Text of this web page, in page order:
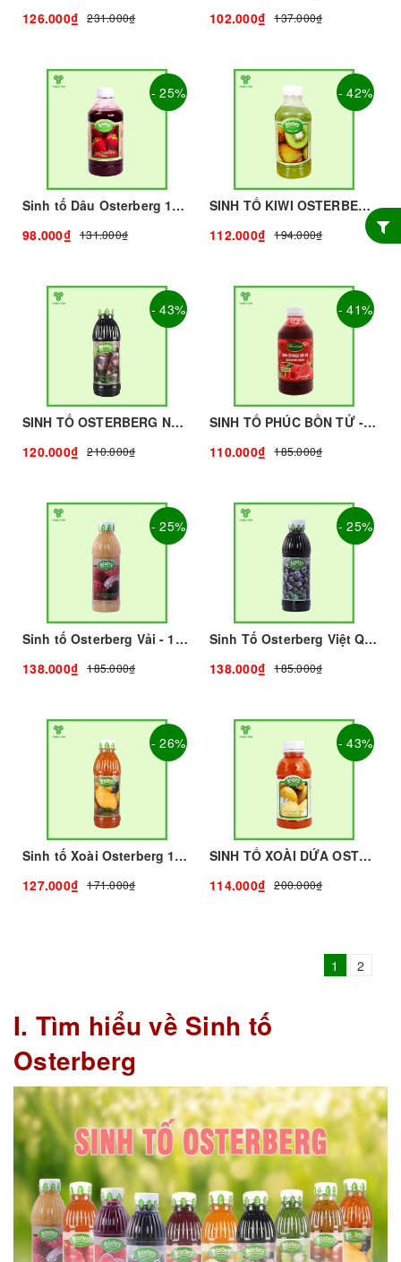
126.000₫
231.000₫
102.000₫
137.000₫
- 25%
Sinh tố Dâu Osterberg 1L I Nguyên Liệu Pha Chế - Trà Trái Cây - Tobee Food
98.000₫ 131.000₫
- 42%
SINH TỐ KIWI OSTERBERG - 1kg - OSTERBERG | Mứt - Sinh Tố làm Trà Sữa - TOBEE FOOD
112.000₫
194.000₫
- 43%
SINH TỐ OSTERBERG NHO - 1kg - OSTERBERG | Mứt - Sinh Tố làm Trà Sữa - TOBEE FOOD
120.000₫
210.000₫
- 41%
SINH TỐ PHÚC BỒN TỬ - 1kg - OSTERBERG | Mứt - Sinh Tố làm Trà Sữa - TOBEE FOOD
110.000₫
185.000₫
- 25%
Sinh tố Osterberg Vải - 1L I Nguyên Liệu Pha Chế - Trà Trái Cây - Tobee Food
138.000₫
185.000₫
- 25%
Sinh Tố Osterberg Việt Quất I Nguyên Liệu Pha Chế - Trà Trái Cây - Tobee Food
138.000₫
185.000₫
- 26%
Sinh tố Xoài Osterberg 1L I Nguyên Liệu Pha Chế - Trà Trái Cây - Tobee Food
127.000₫
171.000₫
- 43%
SINH TỐ XOÀI DỨA OSTERBERG - 1kg - OSTERBERG | Mứt - Sinh Tố làm Trà Sữa - TOBEE FOOD
114.000₫
200.000₫
1 2
I. Tìm hiểu về Sinh tố
Osterberg